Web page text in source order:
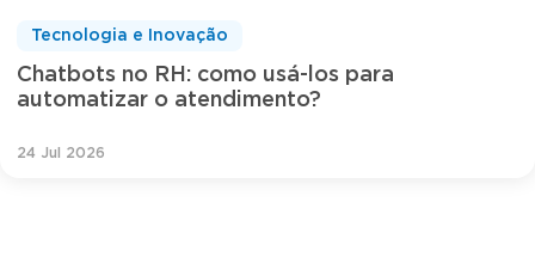
Chatbots no RH: como usá-los para
automatizar o atendimento?
Tecnologia e Inovação
24 Jul 2026